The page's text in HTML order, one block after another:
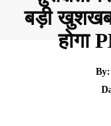
बड़ी
होगा
By: